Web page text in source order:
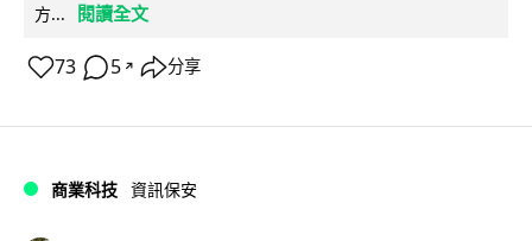
方...
閱讀全文
73 5 ↗ 分享
商業科技 資訊保安